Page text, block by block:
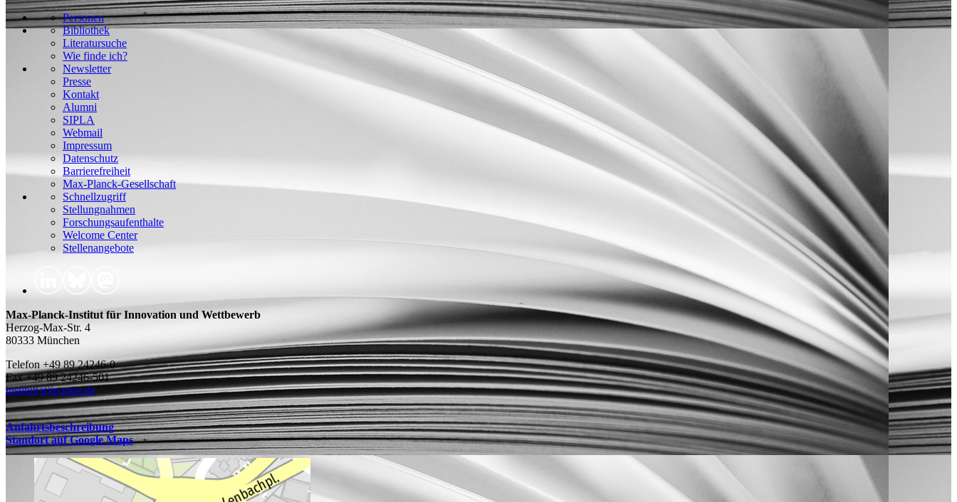
Personen
Bibliothek
Literatursuche
Wie finde ich?
Newsletter
Presse
Kontakt
Alumni
SIPLA
Webmail
Impressum
Datenschutz
Barrierefreiheit
Max-Planck-Gesellschaft
Schnellzugriff
Stellungnahmen
Forschungsaufenthalte
Welcome Center
Stellenangebote
Max-Planck-Institut für Innovation und Wettbewerb
Herzog-Max-Str. 4
80333 München
Telefon +49 89 24246-0
Fax +49 89 24246-501
institut(at)ip.mpg.de
Anfahrtsbeschreibung
Standort auf Google Maps